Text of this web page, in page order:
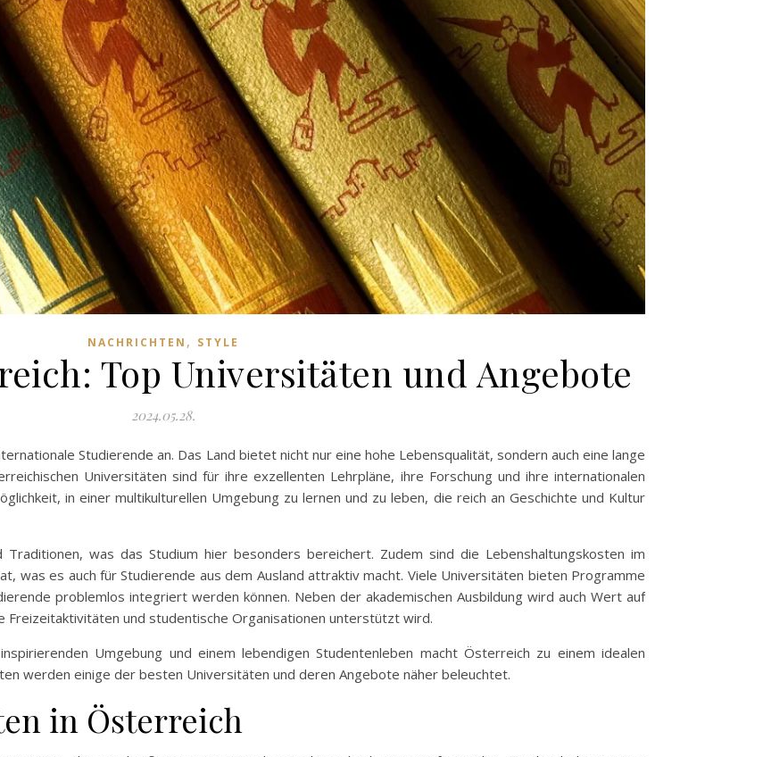
NACHRICHTEN , STYLE
Top Universitäten und Angebote
2024.05.28.
Studierende an. Das Land bietet nicht nur eine hohe Lebensqualität, sondern auch eine lange
Universitäten sind für ihre exzellenten Lehrpläne, ihre Forschung und ihre internationalen
in einer multikulturellen Umgebung zu lernen und zu leben, die reich an Geschichte und Kultur
was das Studium hier besonders bereichert. Zudem sind die Lebenshaltungskosten im
was es auch für Studierende aus dem Ausland attraktiv macht. Viele Universitäten bieten Programme
problemlos integriert werden können. Neben der akademischen Ausbildung wird auch Wert auf
Freizeitaktivitäten und studentische Organisationen unterstützt wird.
Umgebung und einem lebendigen Studentenleben macht Österreich zu einem idealen
werden einige der besten Universitäten und deren Angebote näher beleuchtet.
in Österreich